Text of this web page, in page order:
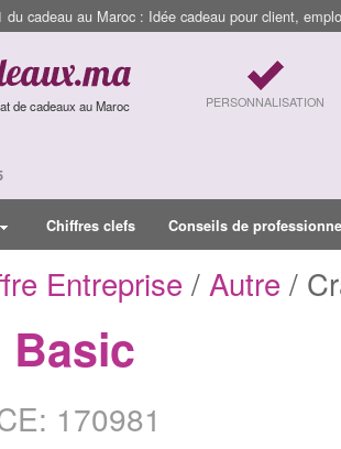
du cadeau au Maroc : Idée cadeau pour client,
de cadeaux au Maroc PERSONNALISATION
Chiffres clefs Conseils de
Entreprise / Autre /
Basic
170981